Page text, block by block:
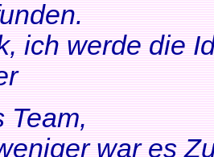
ich werde die
Team,
war es